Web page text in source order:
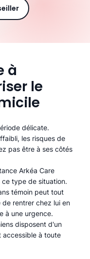
à
le
délicate.
les risques de
pas être à ses côtés
Arkéa Care
type de situation.
témoin peut tout
rentrer chez lui en
à une urgence.
disposent d'un
accessible à toute